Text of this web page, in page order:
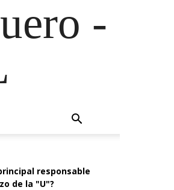
-
responsable
de la "U"?